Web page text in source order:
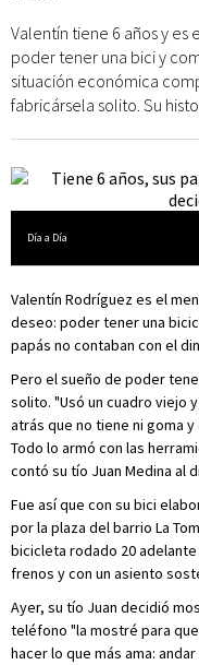
Valentín tiene 6 años y es
poder tener una bici y
situación económica
fabricársela solito. Su
Día a Día
Valentín Rodríguez es el
deseo: poder tener una
papás no contaban con el
Pero el sueño de poder
solito. "Usó un cuadro viejo
atrás que no tiene ni goma
Todo lo armó con las
contó su tío Juan Medina al
Fue así que con su bici
por la plaza del barrio La
bicicleta rodado 20
frenos y con un asiento
Ayer, su tío Juan decidió
teléfono "la mostré para
hacer lo que más ama: